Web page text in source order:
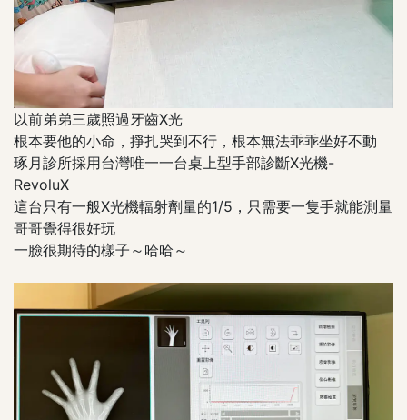
以前弟弟三歲照過牙齒X光
根本要他的小命，掙扎哭到不行，根本無法乖乖坐好不動
琢月診所採用台灣唯一一台桌上型手部診斷X光機-
RevoluX
這台只有一般X光機輻射劑量的1/5，只需要一隻手就能測量
哥哥覺得很好玩
一臉很期待的樣子～哈哈～